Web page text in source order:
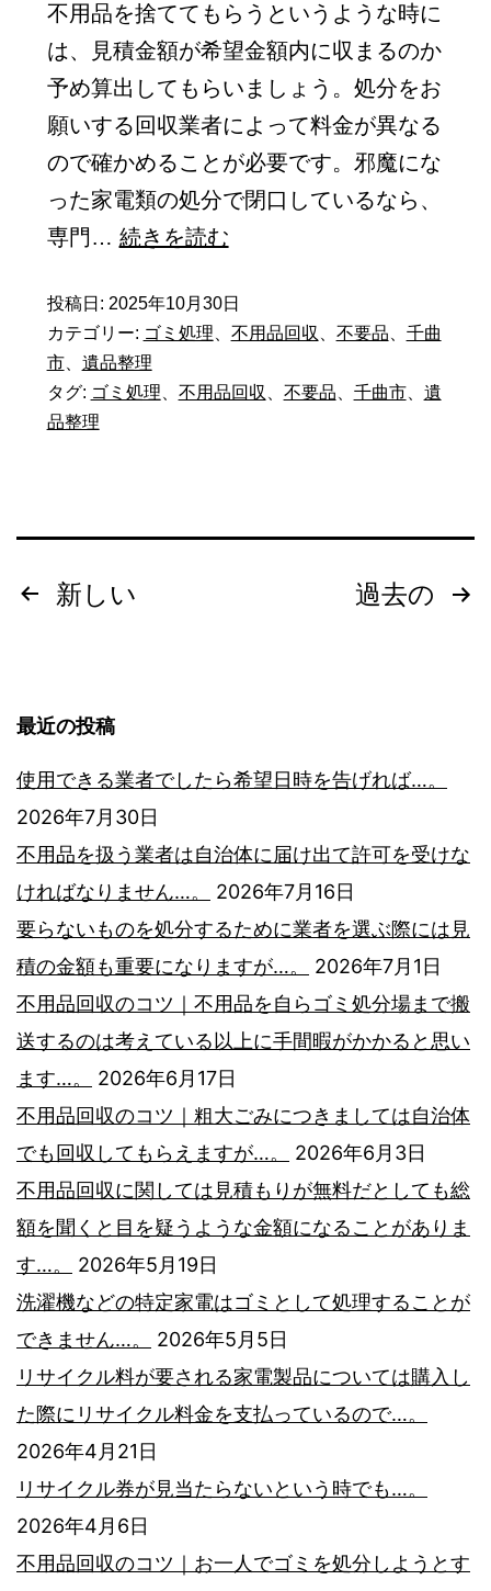
収
す
る
物
の
種
類
や
量
よ
不用品を捨ててもらうというような時に
は、見積金額が希望金額内に収まるのか
予め算出してもらいましょう。処分をお
願いする回収業者によって料金が異なる
ので確かめることが必要です。邪魔にな
った家電類の処分で閉口しているなら、
専門… 続きを読む不
品
回
収
｜
し
時
は
で
き
る
だ
け
早
く
回
収
者
に
回
収
お
い
投稿日: 2025年10月30日
カテゴリー: ゴミ処理 不用品回収 不要品
千曲
市、 遺品整理
タグ: ゴミ処理 不用品回収 不要品 千曲市、 遺
品整理
投
の
ペ
ー
ジ
送
り
新しい 過去の
最近の投稿
使用できる業者でしたら希望日時を告げれば…。
2026年7月30日
不用品を扱う業者は自治体に届け出て許可を受けな
ければなりません…。
2026年7月16日
要らないものを処分するために業者を選ぶ際には見
積の金額も重要になりますが…。
2026年7月1日
不用品回収のコツ｜不用品を自らゴミ処分場まで搬
送するのは考えている以上に手間暇がかかると思い
ます…。
2026年6月17日
不用品回収のコツ｜粗大ごみにつきましては自治体
でも回収してもらえますが…。
2026年6月3日
不用品回収に関しては見積もりが無料だとしても総
額を聞くと目を疑うような金額になることがありま
す…。
2026年5月19日
洗濯機などの特定家電はゴミとして処理することが
できません…。
2026年5月5日
リサイクル料が要される家電製品については購入し
た際にリサイクル料金を支払っているので…。
2026年4月21日
リサイクル券が見当たらないという時でも…。
2026年4月6日
不用品回収のコツ｜お一人でゴミを処分しようとす